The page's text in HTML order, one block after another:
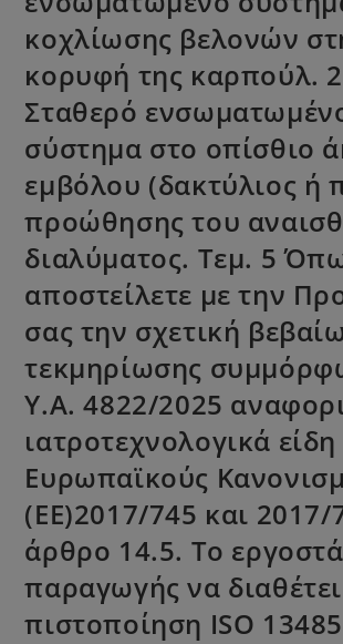
κοχλίωσης βελονών
κορυφή της καρπούλ.
Σταθερό
σύστημα στο οπίσθιο
εμβόλου (δακτύλιος ή
προώθησης του
διαλύματος. Τεμ. 5
αποστείλετε με την
σας την σχετική
τεκμηρίωσης
Υ.Α. 4822/2025
ιατροτεχνολογικά
Ευρωπαϊκούς
(ΕΕ)2017/745 και 2017/
άρθρο 14.5. Tο
παραγωγής να διαθέτει
πιστοποίηση ISO